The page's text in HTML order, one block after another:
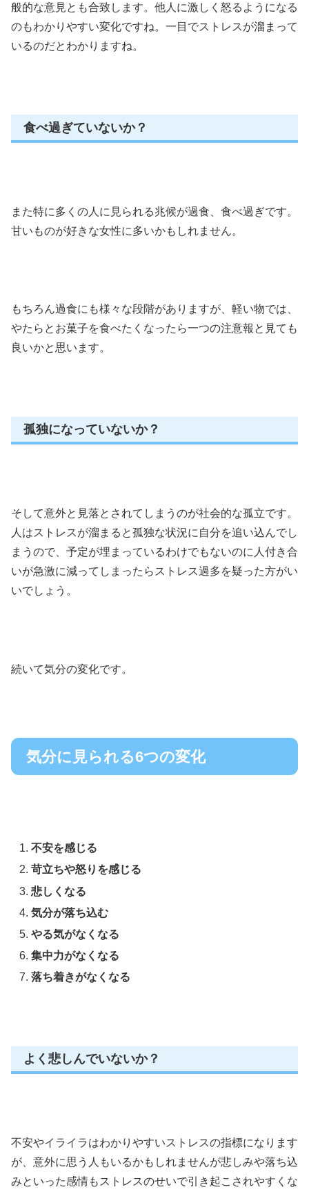
般的な意見とも合致します。他人に激しく怒るようになる
のもわかりやすい変化ですね。一目でストレスが溜まって
いるのだとわかりますね。
食べ過ぎていないか？
また特に多くの人に見られる兆候が過食、食べ過ぎです。
甘いものが好きな女性に多いかもしれません。
もちろん過食にも様々な段階がありますが、軽い物では、
やたらとお菓子を食べたくなったら一つの注意報と見ても
良いかと思います。
孤独になっていないか？
そして意外と見落とされてしまうのが社会的な孤立です。
人はストレスが溜まると孤独な状況に自分を追い込んでし
まうので、予定が埋まっているわけでもないのに人付き合
いが急激に減ってしまったらストレス過多を疑った方がい
いでしょう。
続いて気分の変化です。
気分に見られる6つの変化
不安を感じる
苛立ちや怒りを感じる
悲しくなる
気分が落ち込む
やる気がなくなる
集中力がなくなる
落ち着きがなくなる
よく悲しんでいないか？
不安やイライラはわかりやすいストレスの指標になります
が、意外に思う人もいるかもしれませんが悲しみや落ち込
みといった感情もストレスのせいで引き起こされやすくな